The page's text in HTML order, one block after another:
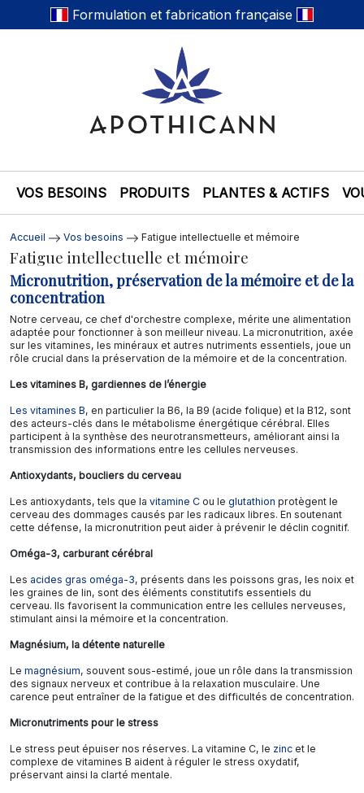
Formulation et fabrication française
VOS BESOINS PRODUITS PLANTES & ACTIFS
Accueil Vos besoins Fatigue intellectuelle et mémoire
Fatigue intellectuelle et mémoire
Micronutrition, préservation de la mémoire et de la
concentration
Notre cerveau, ce chef d'orchestre complexe, mérite une alimentation
adaptée pour fonctionner à son meilleur niveau. La micronutrition, axée
sur les vitamines, les minéraux et autres nutriments essentiels, joue un
rôle crucial dans la préservation de la mémoire et de la concentration.
Les vitamines B, gardiennes de l’énergie
Les vitamines B, en particulier la B6, la B9 (acide folique) et la B12, sont
des acteurs-clés dans le métabolisme énergétique cérébral. Elles
participent à la synthèse des neurotransmetteurs, améliorant ainsi la
transmission des informations entre les cellules nerveuses.
Antioxydants, boucliers du cerveau
Les antioxydants, tels que la vitamine C ou le glutathion protègent le
cerveau des dommages causés par les radicaux libres. En soutenant
cette défense, la micronutrition peut aider à prévenir le déclin cognitif.
Oméga-3, carburant cérébral
Les acides gras oméga-3, présents dans les poissons gras, les noix et
les graines de lin, sont des éléments constitutifs essentiels du
cerveau. Ils favorisent la communication entre les cellules nerveuses,
stimulant ainsi la mémoire et la concentration.
Magnésium, la détente naturelle
Le magnésium, souvent sous-estimé, joue un rôle dans la transmission
des signaux nerveux et contribue à la relaxation musculaire. Une
carence peut entraîner de la fatigue et des difficultés de concentration.
Micronutriments pour le stress
Le stress peut épuiser nos réserves. La vitamine C, le zinc et le
complexe de vitamines B aident à réguler le stress oxydatif,
préservant ainsi la clarté mentale.